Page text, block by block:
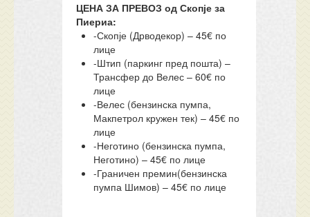
ЦЕНА ЗА ПРЕВОЗ од Скопје за
Пиериа:
-Скопје (Дрводекор) – 45€ по
лице
-Штип (паркинг пред пошта) –
Трансфер до Велес – 60€ по
лице
-Велес (бензинска пумпа,
Макпетрол кружен тек) – 45€ по
лице
-Неготино (бензинска пумпа,
Неготино) – 45€ по лице
-Граничен премин(бензинска
пумпа Шимов) – 45€ по лице